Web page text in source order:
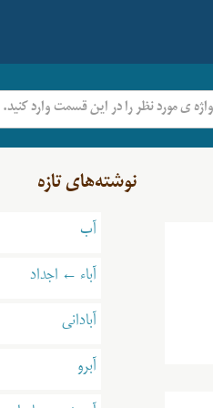
نوشته‌های تازه
آب
آباء ← اجداد
آبادانی
آبرو